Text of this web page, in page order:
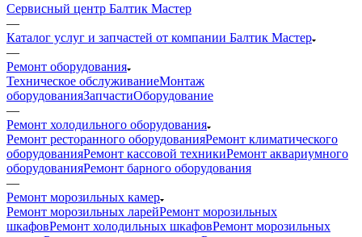
Сервисный центр Балтик Мастер
—
Каталог услуг и запчастей от компании Балтик Мастер
—
Ремонт оборудования
Техническое обслуживаниеМонтаж
оборудованияЗапчастиОборудование
—
Ремонт холодильного оборудования
Ремонт ресторанного оборудованияРемонт климатического
оборудованияРемонт кассовой техникиРемонт аквариумного
оборудованияРемонт барного оборудования
—
Ремонт морозильных камер
Ремонт морозильных ларейРемонт морозильных
шкафовРемонт холодильных шкафовРемонт морозильных